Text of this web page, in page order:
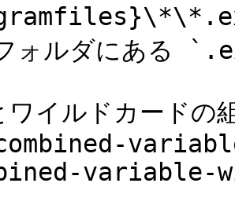
ォルダにある
イルドカードの
variable-